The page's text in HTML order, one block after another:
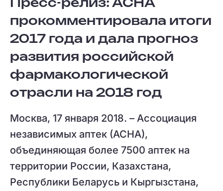
Пресс-релиз: АСНА
прокомментировала итоги
2017 года и дала прогноз
развития российской
фармакологической
отрасли на 2018 год
Москва, 17 января 2018. – Ассоциация
независимых аптек (АСНА),
объединяющая более 7500 аптек на
территории России, Казахстана,
Республики Беларусь и Кыргызстана,